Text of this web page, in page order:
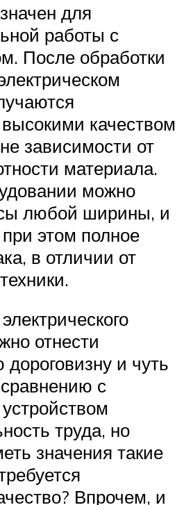
для
работы с
После обработки
качеством
зависимости от
материала.
можно
любой ширины, и
при этом полное
в отличии от
отнести
дороговизну и чуть
с
труда, но
значения такие
Впрочем, и